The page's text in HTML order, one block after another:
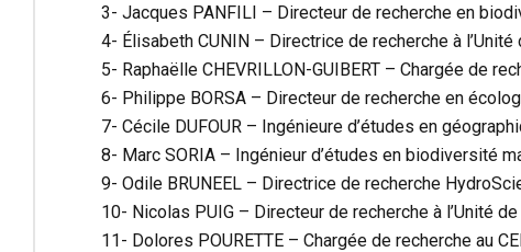
3- Jacques PANFILI – Directeur de recherche en
4- Élisabeth CUNIN – Directrice de recherche à
5- Raphaëlle CHEVRILLON-GUIBERT – Chargée de
6- Philippe BORSA – Directeur de recherche en
7- Cécile DUFOUR – Ingénieure d’études en
8- Marc SORIA – Ingénieur d’études en biodiversité
9- Odile BRUNEEL – Directrice de recherche
10- Nicolas PUIG – Directeur de recherche à l’Unité
11- Dolores POURETTE – Chargée de recherche au